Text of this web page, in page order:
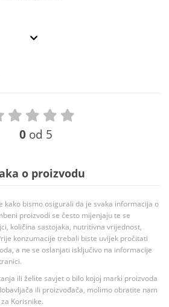
0 od 5
o proizvodu
kako bismo osigurali da je svaka informacija o
proizvodi se često mijenjaju te se
količina sastojaka, nutritivna vrijednost,
konzumacije trebali biste uvijek pročitati
a ne se oslanjati isključivo na informacije
ili želite savjet o bilo kojoj marki proizvoda
ili proizvođača, molimo obratite nam
Korisnike.